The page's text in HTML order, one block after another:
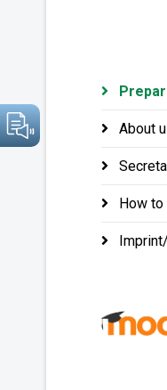
About
How to